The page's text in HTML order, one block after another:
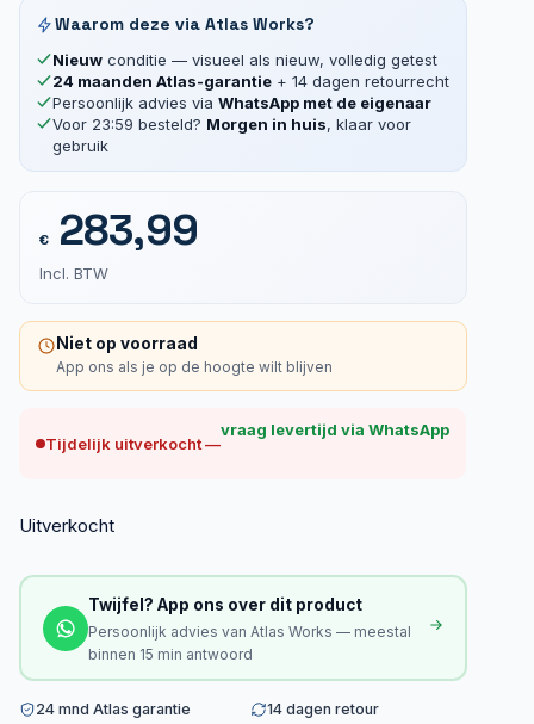
Waarom deze via Atlas Works?
Nieuw conditie — visueel als nieuw, volledig getest
24 maanden Atlas-garantie + 14 dagen retourrecht
Persoonlijk advies via WhatsApp met de eigenaar
Voor 23:59 besteld? Morgen in huis, klaar voor
gebruik
€283,99
Incl. BTW
Niet op voorraad
App ons als je op de hoogte wilt blijven
Tijdelijk uitverkocht —
vraag levertijd via WhatsApp
Uitverkocht
Twijfel? App ons over dit product
Persoonlijk advies van Atlas Works — meestal
binnen 15 min antwoord
24 mnd Atlas garantie
14 dagen retour